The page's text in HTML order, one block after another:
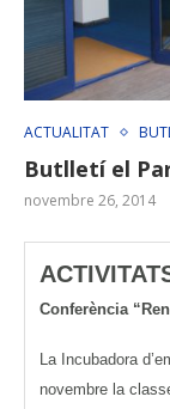
ACTUALITAT
Butlletí el
novembre 26, 2014
Conferència
La Incubadora
novembre la